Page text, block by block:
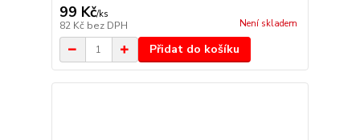
99 Kč/ks
82 Kč bez DPH Není skladem
Přidat do košíku